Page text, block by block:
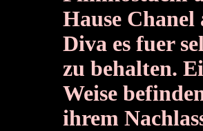
Hause
Diva es fuer
zu behalten.
Weise
ihrem